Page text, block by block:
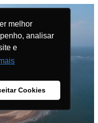
melhor
analisar
e
Cookies